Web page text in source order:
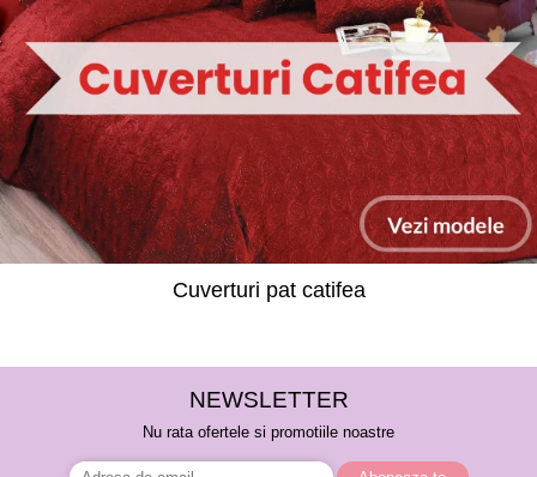
Cuverturi pat catifea
NEWSLETTER
Nu rata ofertele si promotiile noastre